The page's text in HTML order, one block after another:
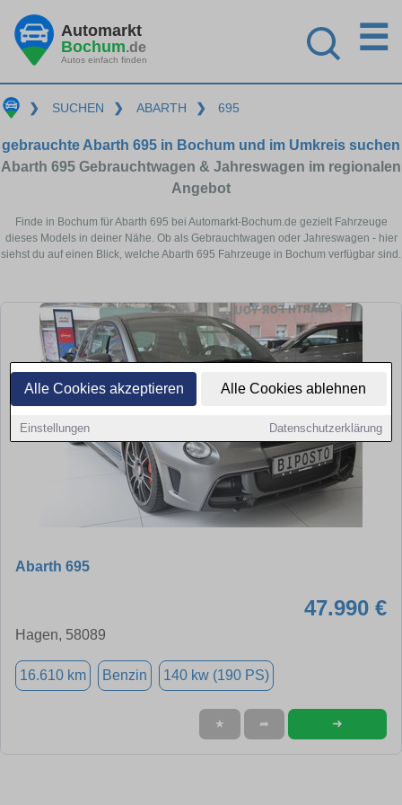
Alle Cookies akzeptieren Alle Cookies ablehnen
Einstellungen Datenschutzerklärung
Automarkt
Bochum.de
Autos einfach finden
☰
❯ SUCHEN ❯ ABARTH ❯ 695
gebrauchte Abarth 695 in Bochum und im Umkreis suchen
Abarth 695 Gebrauchtwagen & Jahreswagen im regionalen
Angebot
Finde in Bochum für Abarth 695 bei Automarkt-Bochum.de gezielt Fahrzeuge
dieses Models in deiner Nähe. Ob als Gebrauchtwagen oder Jahreswagen - hier
siehst du auf einen Blick, welche Abarth 695 Fahrzeuge in Bochum verfügbar sind.
Abarth 695
47.990 €
Hagen, 58089
16.610 km Benzin 140 kw (190 PS)
★ ➦ ➜